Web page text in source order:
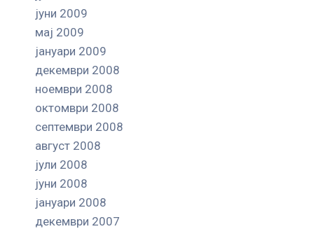
јуни 2009
мај 2009
јануари 2009
декември 2008
ноември 2008
октомври 2008
септември 2008
август 2008
јули 2008
јуни 2008
јануари 2008
декември 2007